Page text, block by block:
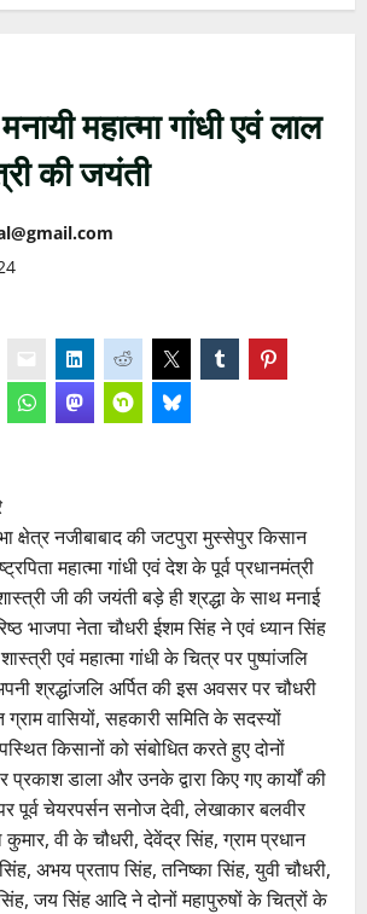
महात्मा गांधी एवं लाल
की जयंती
क्षेत्र नजीबाबाद की जटपुरा मुस्सेपुर किसान
महात्मा गांधी एवं देश के पूर्व प्रधानमंत्री
जी की जयंती बड़े ही श्रद्धा के साथ मनाई
भाजपा नेता चौधरी ईशम सिंह ने एवं ध्यान सिंह
एवं महात्मा गांधी के चित्र पर पुष्पांजलि
श्रद्धांजलि अर्पित की इस अवसर पर चौधरी
वासियों, सहकारी समिति के सदस्यों
किसानों को संबोधित करते हुए दोनों
प्रकाश डाला और उनके द्वारा किए गए कार्यों की
पूर्व चेयरपर्सन सनोज देवी, लेखाकार बलवीर
वी के चौधरी, देवेंद्र सिंह, ग्राम प्रधान
अभय प्रताप सिंह, तनिष्का सिंह, युवी चौधरी,
जय सिंह आदि ने दोनों महापुरुषों के चित्रों के